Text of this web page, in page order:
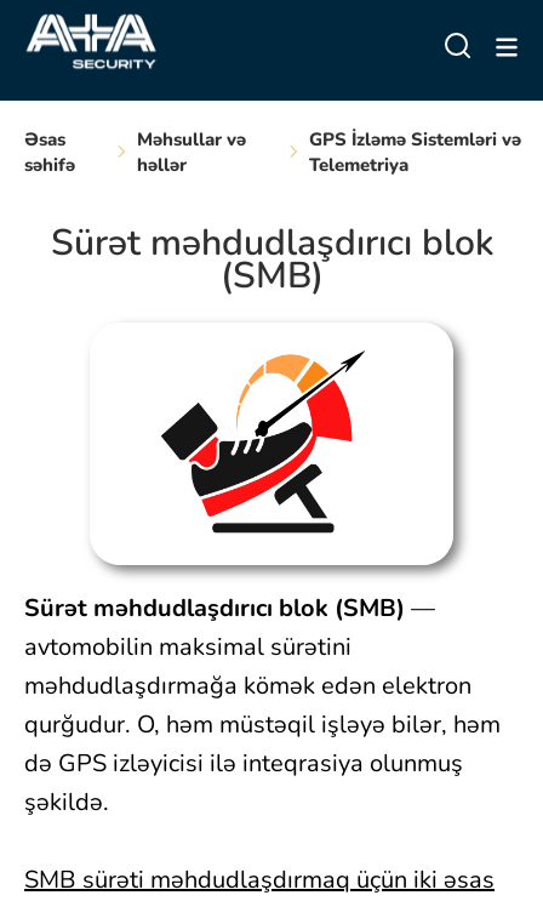
Əsas
səhifə
Məhsullar və
həllər
GPS İzləmə Sistemləri və
Telemetriya
Sürət məhdudlaşdırıcı blok
(SMB)
Sürət məhdudlaşdırıcı blok (SMB) —
avtomobilin maksimal sürətini
məhdudlaşdırmağa kömək edən elektron
qurğudur. O, həm müstəqil işləyə bilər, həm
də GPS izləyicisi ilə inteqrasiya olunmuş
şəkildə.
SMB sürəti məhdudlaşdırmaq üçün iki əsas